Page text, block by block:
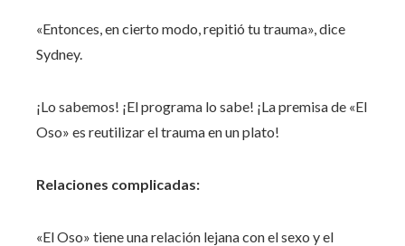
«Entonces, en cierto modo, repitió tu trauma», dice
Sydney.
¡Lo sabemos! ¡El programa lo sabe! ¡La premisa de «El
Oso» es reutilizar el trauma en un plato!
Relaciones complicadas:
«El Oso» tiene una relación lejana con el sexo y el